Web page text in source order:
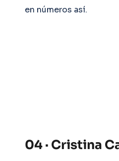
en números así.
04 · Cristina